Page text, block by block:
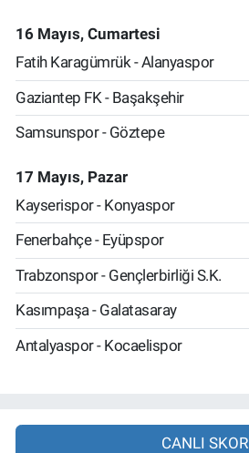
16 Mayıs, Cumartesi
Fatih Karagümrük - Alanyaspor
Gaziantep FK - Başakşehir
Samsunspor - Göztepe
17 Mayıs, Pazar
Kayserispor - Konyaspor
Fenerbahçe - Eyüpspor
Trabzonspor - Gençlerbirliği S.K.
Kasımpaşa - Galatasaray
Antalyaspor - Kocaelispor
CANLI SKOR